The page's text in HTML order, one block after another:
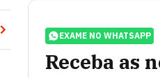
EXAME NO WHATSAPP
Receba as